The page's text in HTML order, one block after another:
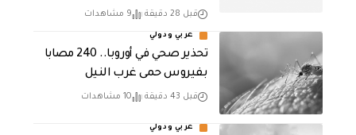
قبل 28 دقيقة 9 مشاهدات
عربي ودولي
تحذير صحي في أوروبا.. 240 مصابا
بفيروس حمى غرب النيل
قبل 43 دقيقة 10 مشاهدات
عربي ودولي